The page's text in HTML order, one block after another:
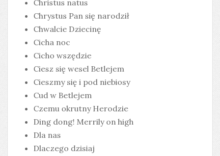
Christus natus
Chrystus Pan się narodził
Chwalcie Dziecinę
Cicha noc
Cicho wszędzie
Ciesz się wesel Betlejem
Cieszmy się i pod niebiosy
Cud w Betlejem
Czemu okrutny Herodzie
Ding dong! Merrily on high
Dla nas
Dlaczego dzisiaj